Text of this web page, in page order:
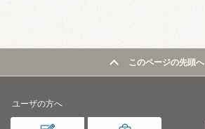
このページの先頭へ
ユーザの方へ